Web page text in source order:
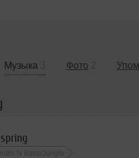
Музыка Фото
'N Bass/Jungle